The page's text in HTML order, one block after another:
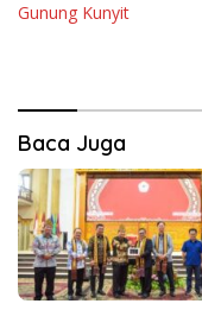
Gunung Kunyit
Baca Juga